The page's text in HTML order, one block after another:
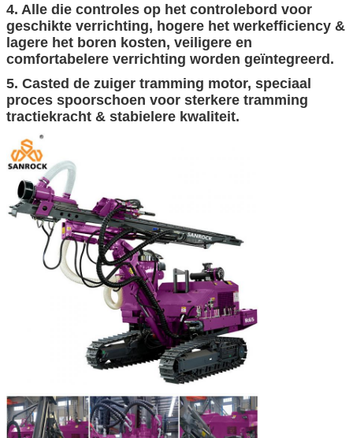
4. Alle die controles op het controlebord voor
geschikte verrichting, hogere het werkefficiency &
lagere het boren kosten, veiligere en
comfortabelere verrichting worden geïntegreerd.
5. Casted de zuiger tramming motor, speciaal
proces spoorschoen voor sterkere tramming
tractiekracht & stabielere kwaliteit.